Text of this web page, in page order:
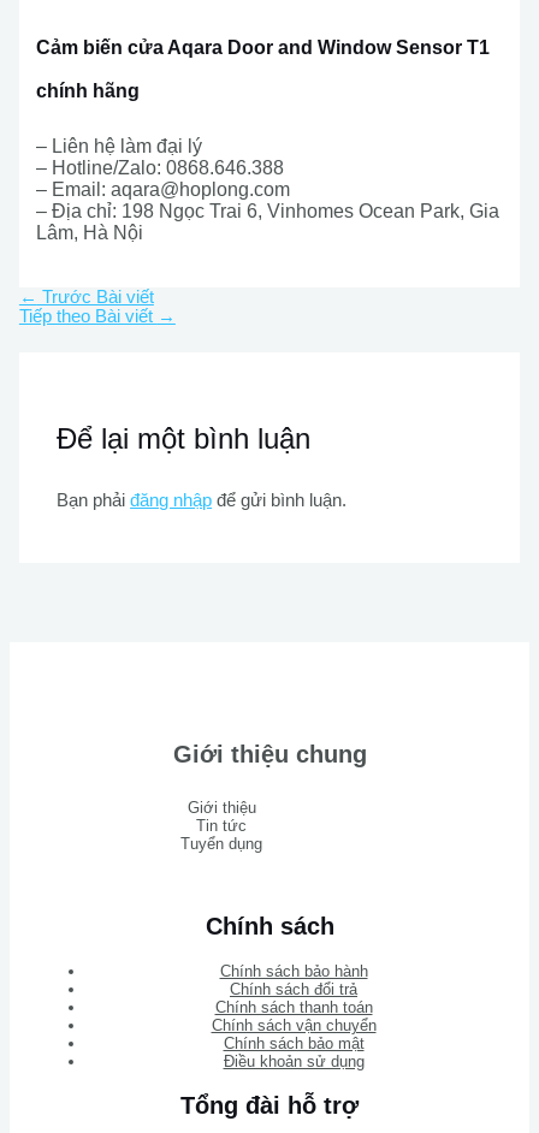
Cảm biến cửa Aqara Door and Window Sensor T1
chính hãng
– Liên hệ làm đại lý
– Hotline/Zalo: 0868.646.388
– Email:aqara@hoplong.com
– Địa chỉ: 198 Ngọc Trai 6, Vinhomes Ocean Park, Gia
Lâm, Hà Nội
← Trước Bài viết
Tiếp theo Bài viết →
Để lại một bình luận
Bạn phảiđăng nhập để gửi bình luận.
Giới thiệu chung
Giới thiệu
Tin tức
Tuyển dụng
Chính sách
Chính sách bảo hành
Chính sách đổi trả
Chính sách thanh toán
Chính sách vận chuyển
Chính sách bảo mật
Điều khoản sử dụng
Tổng đài hỗ trợ